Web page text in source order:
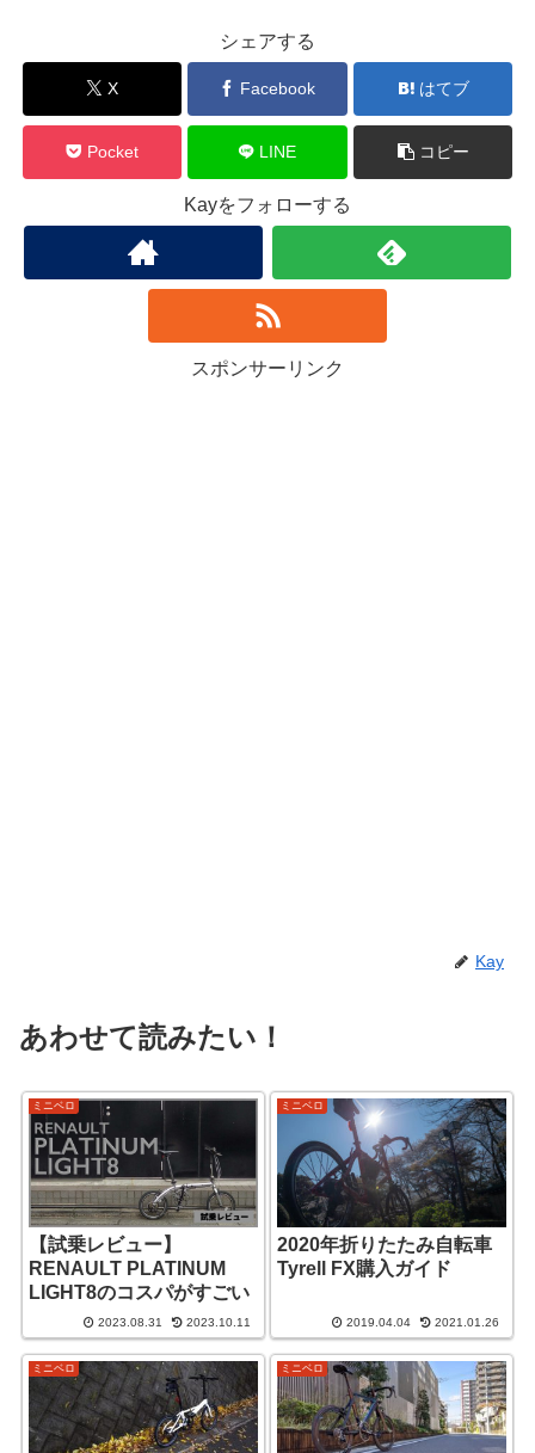
シェアする
X Facebook はてブ
Pocket LINE コピー
Kayをフォローする
スポンサーリンク
Kay
あわせて読みたい！
ミニベロ
【試乗レビュー】
RENAULT PLATINUM
LIGHT8のコスパがすごい
2023.08.31 2023.10.11
ミニベロ
2020年折りたたみ自転車
Tyrell FX購入ガイド
2019.04.04 2021.01.26
ミニベロ ミニベロ